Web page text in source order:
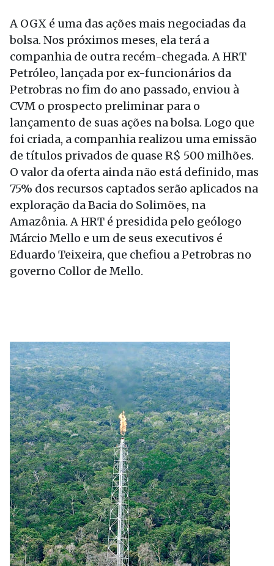
A OGX é uma das ações mais negociadas da
bolsa. Nos próximos meses, ela terá a
companhia de outra recém-chegada. A HRT
Petróleo, lançada por ex-funcionários da
Petrobras no fim do ano passado, enviou à
CVM o prospecto preliminar para o
lançamento de suas ações na bolsa. Logo que
foi criada, a companhia realizou uma emissão
de títulos privados de quase R$ 500 milhões.
O valor da oferta ainda não está definido, mas
75% dos recursos captados serão aplicados na
exploração da Bacia do Solimões, na
Amazônia. A HRT é presidida pelo geólogo
Márcio Mello e um de seus executivos é
Eduardo Teixeira, que chefiou a Petrobras no
governo Collor de Mello.